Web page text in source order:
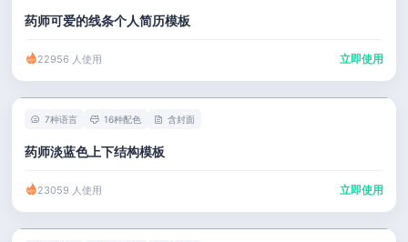
药师可爱的线条个人简历模板
22956 人使用 立即使用
7种语言 16种配色 含封面
药师淡蓝色上下结构模板
23059 人使用 立即使用